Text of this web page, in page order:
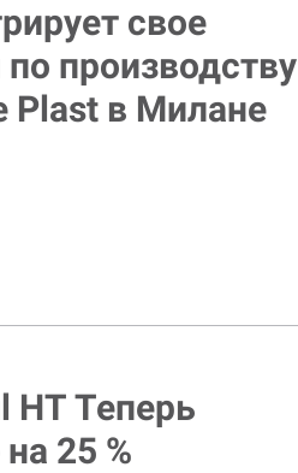
свое
производству
Plast в Милане
Теперь
25 %